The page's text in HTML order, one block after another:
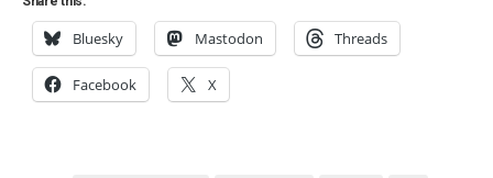
Bluesky Mastodon Threads
Facebook X